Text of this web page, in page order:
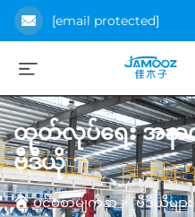
[email protected]
ထုတ်လုပ်ရေး အနာ
ဗီဒီယို
ပင်မစာမျက်နှာ>ဗီဒီယိုများ